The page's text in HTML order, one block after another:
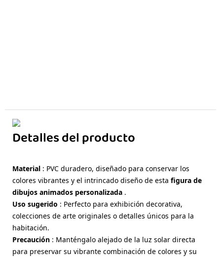
Detalles del producto
Material : PVC duradero, diseñado para conservar los
colores vibrantes y el intrincado diseño de esta figura de
dibujos animados personalizada .
Uso sugerido : Perfecto para exhibición decorativa,
colecciones de arte originales o detalles únicos para la
habitación.
Precaución : Manténgalo alejado de la luz solar directa
para preservar su vibrante combinación de colores y su